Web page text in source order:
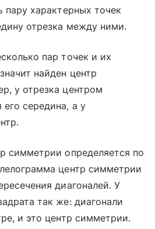
пару характерных точек
отрезка между ними.
пар точек и их
найден центр
у отрезка центром
середина, а у
симметрии определяется по
центр симметрии
диагоналей. У
так же: диагонали
и это центр симметрии.